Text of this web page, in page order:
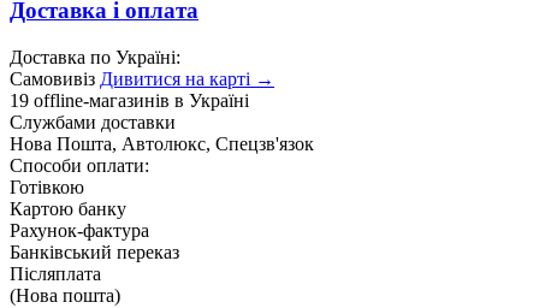
Доставка і оплата
Доставка по Україні:
Самовивіз Дивитися на карті →
19 offline-магазинів в Україні
Службами доставки
Нова Пошта, Автолюкс, Спецзв'язок
Способи оплати:
Готівкою
Картою банку
Рахунок-фактура
Банківський переказ
Післяплата
(Нова пошта)